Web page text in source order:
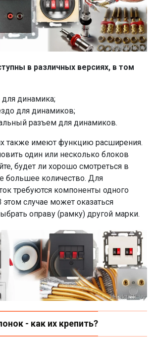
в различных версиях, в том
динамика;
для динамиков;
разъем для динамиков.
также имеют функцию расширения.
один или несколько блоков
будет ли хорошо смотреться в
большее количество. Для
требуются компоненты одного
этом случае может оказаться
оправу (рамку) другой марки.
- как их крепить?